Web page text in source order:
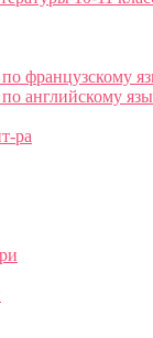
французскому
английскому
ра